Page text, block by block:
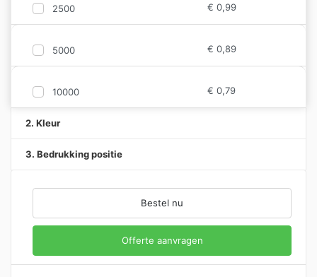
2500 € 0,99
5000 € 0,89
10000 € 0,79
2. Kleur
3. Bedrukking positie
Bestel nu
Offerte aanvragen